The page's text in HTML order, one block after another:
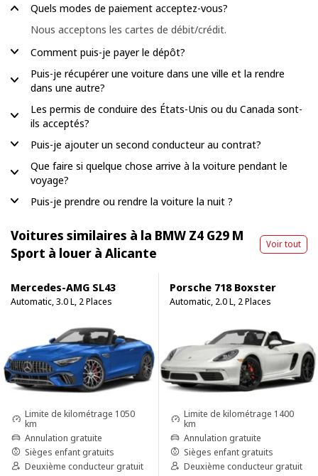
Quels modes de paiement acceptez-vous?
Nous acceptons les cartes de débit/crédit.
Comment puis-je payer le dépôt?
Puis-je récupérer une voiture dans une ville et la rendre
dans une autre?
Les permis de conduire des États-Unis ou du Canada sont-
ils acceptés?
Puis-je ajouter un second conducteur au contrat?
Que faire si quelque chose arrive à la voiture pendant le
voyage?
Puis-je prendre ou rendre la voiture la nuit ?
Voitures similaires à la BMW Z4 G29 M
Sport à louer à Alicante
Voir tout
Mercedes-AMG SL43
Automatic, 3.0 L, 2 Places
Limite de kilométrage 1050
km
Annulation gratuite
Sièges enfant gratuits
Deuxième conducteur gratuit
Porsche 718 Boxster
Automatic, 2.0 L, 2 Places
Limite de kilométrage 1400
km
Annulation gratuite
Sièges enfant gratuits
Deuxième conducteur gratuit